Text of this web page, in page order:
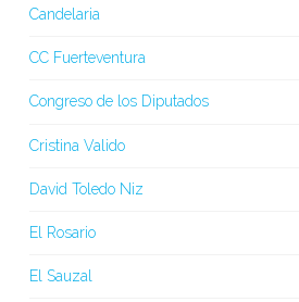
Candelaria
CC Fuerteventura
Congreso de los Diputados
Cristina Valido
David Toledo Niz
El Rosario
El Sauzal